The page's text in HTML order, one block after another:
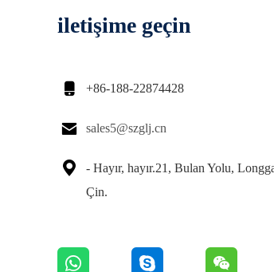
iletişime geçin
 +86-188-22874428
 sales5@szglj.cn

- Hayır, hayır.21, Bulan Yolu,
Çin.